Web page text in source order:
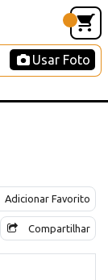
Usar Foto
Adicionar Favorito
Compartilhar